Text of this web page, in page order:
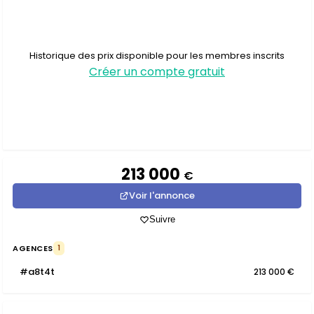
Historique des prix disponible pour les membres inscrits
Créer un compte gratuit
213 000 €
Voir l'annonce
Suivre
AGENCES 1
#a8t4t 213 000 €